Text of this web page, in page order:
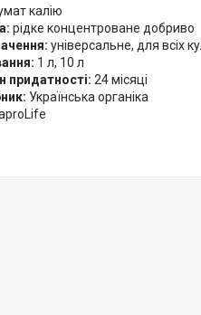
калію
рідке концентроване добриво
універсальне, для всіх
1 л, 10 л
придатності: 24 місяці
Українська органіка